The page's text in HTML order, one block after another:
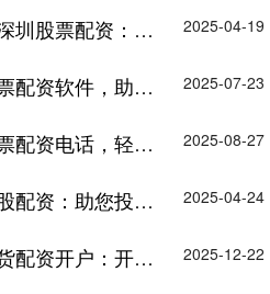
助力投资，提升收益 2025-04-19
，助力投资稳健获利 2025-07-23
，轻松实现资金放大 2025-08-27
投资无忧，财富增值 2025-04-24
开启高杠杆交易之旅 2025-12-22